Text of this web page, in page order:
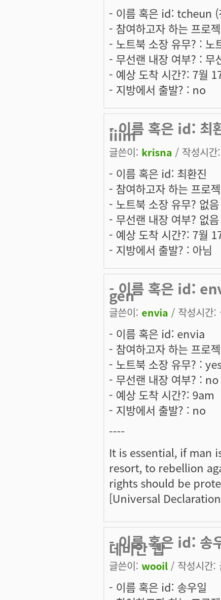
- 이름 혹은 id: tcheun (
- 참여하고자 하는 프
- 노트북 소장 유무? : 노
- 무선랜 내장 여부? : 무
- 예상 도착 시간?: 7월
- 지방에서 출발? : no
- 이름 혹은 id: 최
iiim
글쓴이: krisna / 작성시
- 이름 혹은 id: 최환진
- 참여하고자 하는 프
- 노트북 소장 유무? 없음
- 무선랜 내장 여부? 없음
- 예상 도착 시간?: 7월
- 지방에서 출발? : 아님
- 이름 혹은 id:
gen
글쓴이: envia / 작성시간
- 이름 혹은 id: envia
- 참여하고자 하는 프로
- 노트북 소장 유무? :
- 무선랜 내장 여부? : no
- 예상 도착 시간?: 9am
- 지방에서 출발? : no
----
It is essential, if man
resort, to rebellion
rights should be
[Universal
- 이름 혹은 id: 송
데비안 웹
글쓴이: wooil / 작성시간
- 이름 혹은 id: 송우일